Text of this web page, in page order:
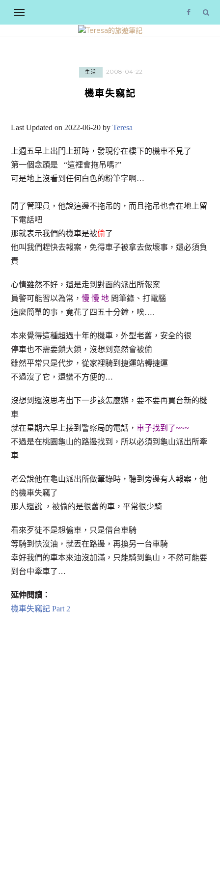
生活 2008-04-22
機車失竊記
Last Updated on 2022-06-20 byTeresa
上週五早上出門上班時，發現停在樓下的機車不見了
第一個念頭是 “這裡會拖吊嗎?”
可是地上沒看到任何白色的粉筆字啊…
問了管理員，他說這邊不拖吊的，而且拖吊也會在地上留
下電話吧
那就表示我們的機車是被偷了
他叫我們趕快去報案，免得車子被拿去做壞事，還必須負
責
心情雖然不好，還是走到對面的派出所報案
員警可能習以為常，慢 慢 地 問筆錄、打電腦
這麼簡單的事，竟花了四五十分鐘，唉….
本來覺得這種超過十年的機車，外型老舊，安全的很
停車也不需要鎖大鎖，沒想到竟然會被偷
雖然平常只是代步，從家裡騎到捷運站轉捷運
不過沒了它，還蠻不方便的…
沒想到還沒思考出下一步該怎麼辦，要不要再買台新的機
車
就在星期六早上接到警察局的電話，車子找到了~~~
不過是在桃園龜山的路邊找到，所以必須到龜山派出所牽
車
老公說他在龜山派出所做筆錄時，聽到旁邊有人報案，他
的機車失竊了
那人還說 ，被偷的是很舊的車，平常很少騎
看來歹徒不是想偷車，只是借台車騎
等騎到快沒油，就丟在路邊，再換另一台車騎
幸好我們的車本來油沒加滿，只能騎到龜山，不然可能要
到台中牽車了…
延伸閱讀：
機車失竊記 Part 2